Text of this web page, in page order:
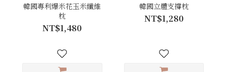
韓國專利爆米花玉米纖維
枕
NT$1,480
韓國立體支撐枕
NT$1,280